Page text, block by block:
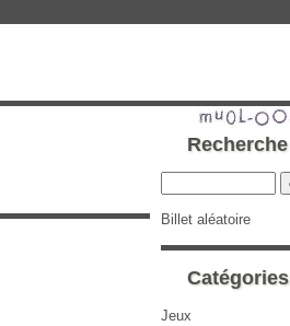
Recherche
Billet aléatoire
Catégories
Jeux